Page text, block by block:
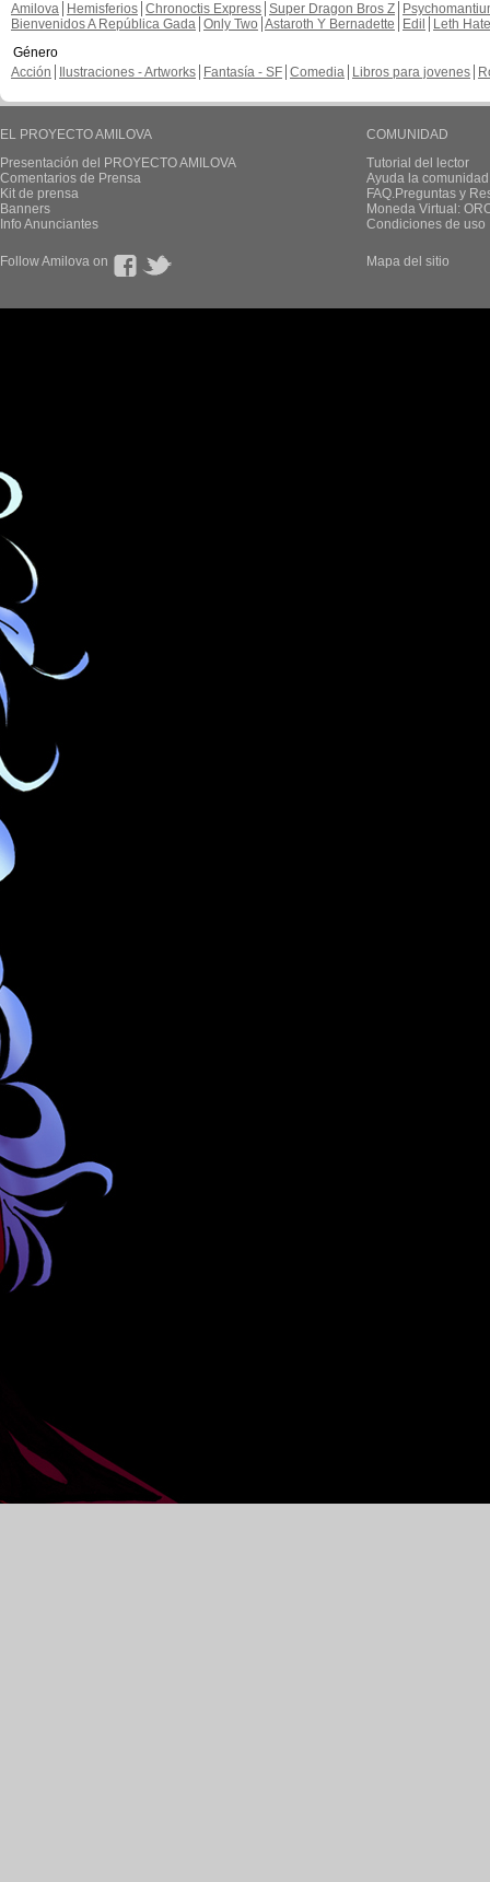
Amilova
Hemisferios Chronoctis Express Super Dragon Bros Z
Bienvenidos A República Gada Only Two Astaroth Y Bernadette Edil
Leth Hate
Género
Acción
Ilustraciones - Artworks Fantasía - SF Comedia Libros para jovenes
EL PROYECTO AMILOVA
Presentación del PROYECTO AMILOVA
Comentarios de Prensa
Kit de prensa
Banners
Info Anunciantes
COMUNIDAD
Tutorial del lector
Ayuda la
FAQ.Preguntas y
Moneda Virtual:
Condiciones de uso
Follow Amilova on Mapa del sitio